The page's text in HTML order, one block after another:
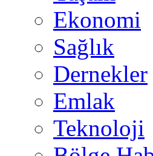
Ekonomi
Sağlık
Dernekler
Emlak
Teknoloji